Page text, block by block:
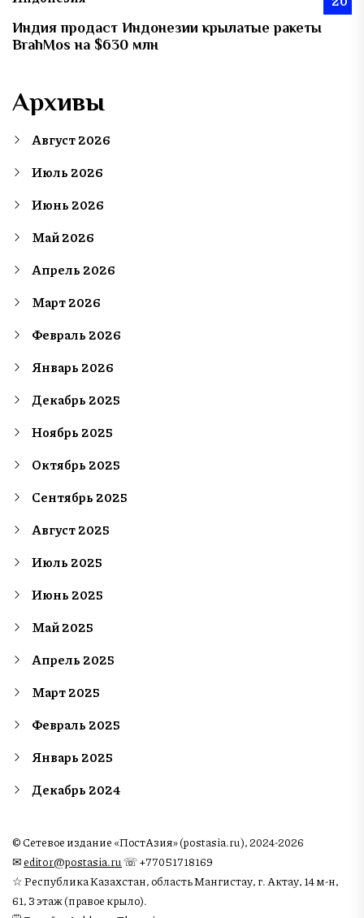
Индия продаст Индонезии крылатые ракеты
BrahMos на $630 млн
Архивы
Август 2026
Июль 2026
Июнь 2026
Май 2026
Апрель 2026
Март 2026
Февраль 2026
Январь 2026
Декабрь 2025
Ноябрь 2025
Октябрь 2025
Сентябрь 2025
Август 2025
Июль 2025
Июнь 2025
Май 2025
Апрель 2025
Март 2025
Февраль 2025
Январь 2025
Декабрь 2024
© Сетевое издание «ПостАзия» (postasia.ru), 2024-2026
✉︎editor@postasia.ru ☏ +77051718169
☆ Республика Казахстан, область Мангистау, г. Актау, 14 м-н,
61, 3 этаж (правое крыло).